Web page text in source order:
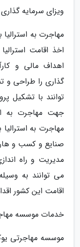
ویزای سرمایه گذاری
مهاجرت به
اخذ اقامت
اهداف مالی و
گذاری را طراحی و
توانند با تشکیل
جهت مهاجرت به
مهاجرت به
صنایع و کسب و
مدیریت و راه
می توانند به
اقامت این کشور
خدمات موسسه
موسسه مهاجرتی